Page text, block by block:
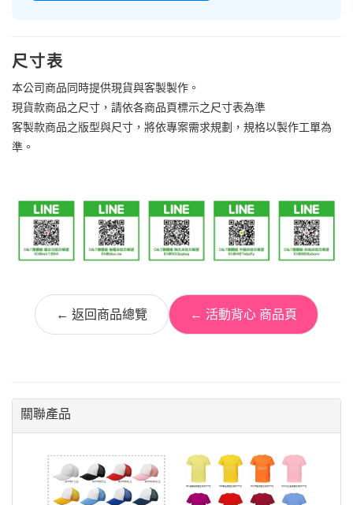
尺寸表
本公司商品同時提供現貨與客製製作。
現貨款商品之尺寸，請依各商品頁標示之尺寸表為準
客製款商品之版型與尺寸，將依專案需求規劃，規格以製作工單為
準。
← 返回商品總覽 ← 活動背心 商品頁
關聯產品